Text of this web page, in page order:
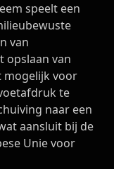
speelt een
van
opslaan van
mogelijk voor
te
naar een
aansluit bij de
Unie voor